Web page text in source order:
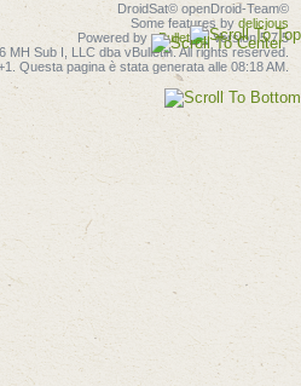
DroidSat© openDroid-Team©
Some features by delicjous
Powered by vBulletin®Version 5.7.5
MH Sub I, LLC dba vBulletin. All rights reserved.
Questa pagina è stata generata alle 08:18 AM.